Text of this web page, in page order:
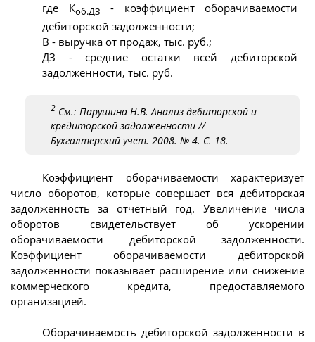
где Коб.ДЗ
- коэффициент оборачиваемости
дебиторской задолженности;
В - выручка от продаж, тыс. руб.;
ДЗ - средние остатки всей дебиторской
задолженности, тыс. руб.
2 См.: Парушина Н.В. Анализ дебиторской и
кредиторской задолженности //
Бухгалтерский учет. 2008. № 4. С. 18.
Коэффициент оборачиваемости характеризует
число оборотов, которые совершает вся дебиторская
задолженность за отчетный год. Увеличение числа
оборотов свидетельствует об ускорении
оборачиваемости дебиторской задолженности.
Коэффициент оборачиваемости дебиторской
задолженности показывает расширение или снижение
коммерческого кредита, предоставляемого
организацией.
Оборачиваемость дебиторской задолженности в